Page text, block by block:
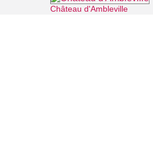
Château d'Ambleville